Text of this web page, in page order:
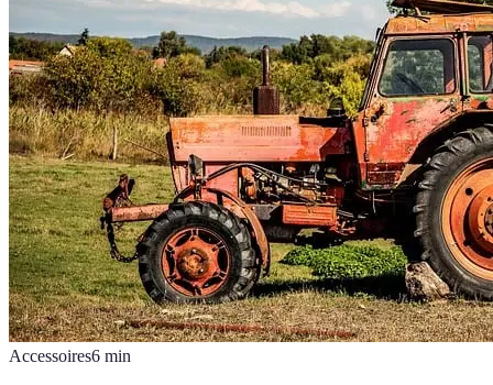
Accessoires6 min